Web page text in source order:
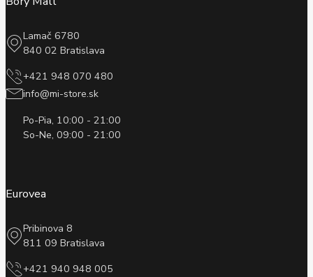
Lamač 6780
840 02 Bratislava
+421 948 070 480
info@mi-store.sk
Po-Pia, 10:00 - 21:00
So-Ne, 09:00 - 21:00
Eurovea
Pribinova 8
811 09 Bratislava
+421 940 948 005